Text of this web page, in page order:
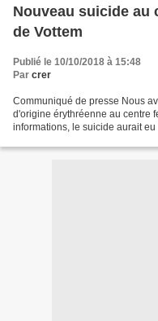
Nouveau suicide au
de Vottem
Publié le 10/10/2018 à 15:48
Par crer
Communiqué de presse Nous
d'origine érythréenne au centre
informations, le suicide aurait eu